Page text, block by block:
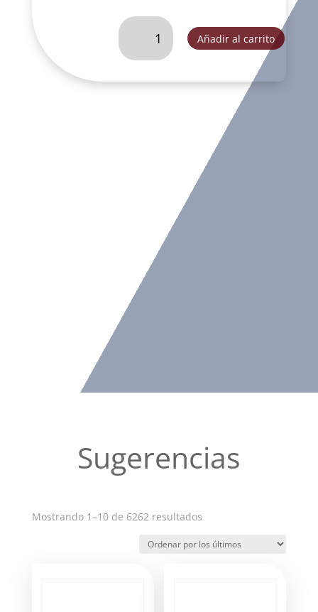
MISTERIO
CRUZ
DE
Añadir al carrito
Sugerencias
Mostrando 1–10 de 6262 resultadosOrdenado
los